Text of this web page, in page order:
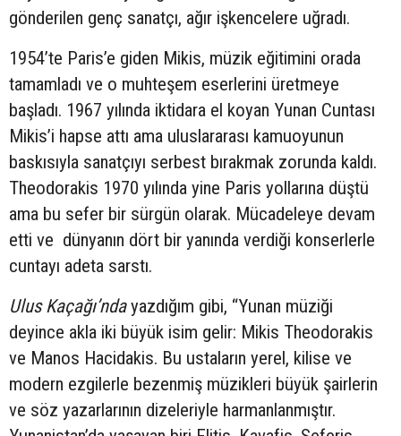
gönderilen genç sanatçı, ağır işkencelere uğradı.
1954’te Paris’e giden Mikis, müzik eğitimini orada
tamamladı ve o muhteşem eserlerini üretmeye
başladı. 1967 yılında iktidara el koyan Yunan Cuntası
Mikis’i hapse attı ama uluslararası kamuoyunun
baskısıyla sanatçıyı serbest bırakmak zorunda kaldı.
Theodorakis 1970 yılında yine Paris yollarına düştü
ama bu sefer bir sürgün olarak. Mücadeleye devam
etti ve dünyanın dört bir yanında verdiği konserlerle
cuntayı adeta sarstı.
Ulus Kaçağı’ndayazdığım gibi, “Yunan müziği
deyince akla iki büyük isim gelir: Mikis Theodorakis
ve Manos Hacidakis. Bu ustaların yerel, kilise ve
modern ezgilerle bezenmiş müzikleri büyük şairlerin
ve söz yazarlarının dizeleriyle harmanlanmıştır.